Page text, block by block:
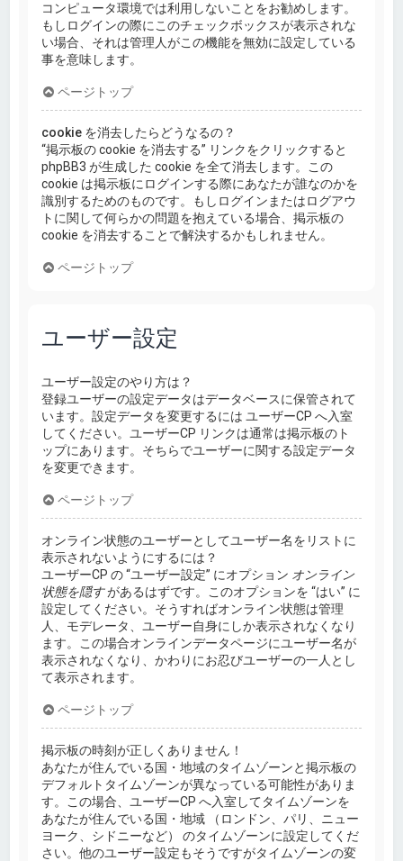
コンピュータ環境では利用しないことをお勧めします。
もしログインの際にこのチェックボックスが表示されな
い場合、それは管理人がこの機能を無効に設定している
事を意味します。
ページトップ
cookie を消去したらどうなるの？
“掲示板の cookie を消去する” リンクをクリックすると
phpBB3 が生成した cookie を全て消去します。この
cookie は掲示板にログインする際にあなたが誰なのかを
識別するためのものです。もしログインまたはログアウ
トに関して何らかの問題を抱えている場合、掲示板の
cookie を消去することで解決するかもしれません。
ページトップ
ユーザー設定
ユーザー設定のやり方は？
登録ユーザーの設定データはデータベースに保管されて
います。設定データを変更するには ユーザーCP へ入室
してください。ユーザーCP リンクは通常は掲示板のト
ップにあります。そちらでユーザーに関する設定データ
を変更できます。
ページトップ
オンライン状態のユーザーとしてユーザー名をリストに
表示されないようにするには？
ユーザーCP の “ユーザー設定” にオプション オンライン
状態を隠すがあるはずです。このオプションを “はい” に
設定してください。そうすればオンライン状態は管理
人、モデレータ、ユーザー自身にしか表示されなくなり
ます。この場合オンラインデータページにユーザー名が
表示されなくなり、かわりにお忍びユーザーの一人とし
て表示されます。
ページトップ
掲示板の時刻が正しくありません！
あなたが住んでいる国・地域のタイムゾーンと掲示板の
デフォルトタイムゾーンが異なっている可能性がありま
す。この場合、ユーザーCP へ入室してタイムゾーンを
あなたが住んでいる国・地域 （ロンドン、パリ、ニュー
ヨーク、シドニーなど） のタイムゾーンに設定してくだ
さい。他のユーザー設定もそうですがタイムゾーンの変